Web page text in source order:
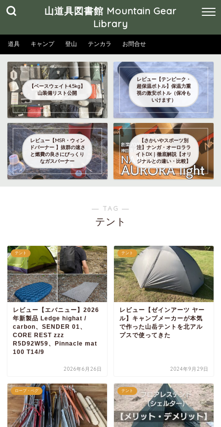
山道具図書館 Mountain Gear
Library
道具 キャンプ 登山 テンカラ お問合せ
【ベースウェイト4.5kg】
山装備リスト公開
レビュー【テンピーク・
超保温ボトル】保温力重
視の激安ボトル（保冷も
いけます）
レビュー【MSR・ウィン
ドバーナー 】抜群の速さ
と燃費の良さにびっくり
なガスバーナー
【さかいやスポーツ別
注】ナンガ・オーロララ
イトDX｜徹底解説【オリ
ジナルとの違い・比較】
― TAG ―
テント
テント
レビュー【エバニュー】2026
年新製品 Ledge highat /
carbon、SENDER 01、
CORE REST zzz
R5D92W59、Pinnacle mat
100 T14/9
2026年6月26日
テント
レビュー【ゼインアーツ ヤー
ル】キャンプメーカーが本気
で作った山岳テントを北アル
プスで使ってきた
2024年9月29日
ロープ・ペグ テント